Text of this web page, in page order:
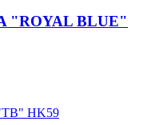
"ROYAL BLUE"